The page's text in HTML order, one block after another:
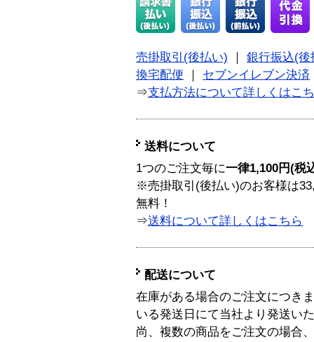
売掛取引(後払い)
銀行振込(後
換宅配便
セブンイレブン決済
⇒支払方法について詳しくはこ
送料について
1つのご注文毎に一律1,100円(税
※売掛取引(後払い)のお客様は
無料！
⇒送料について詳しくはこちら
配送について
在庫がある場合のご注文につき
いる発送日にて当社より発送い
尚、複数の商品をご注文の場合